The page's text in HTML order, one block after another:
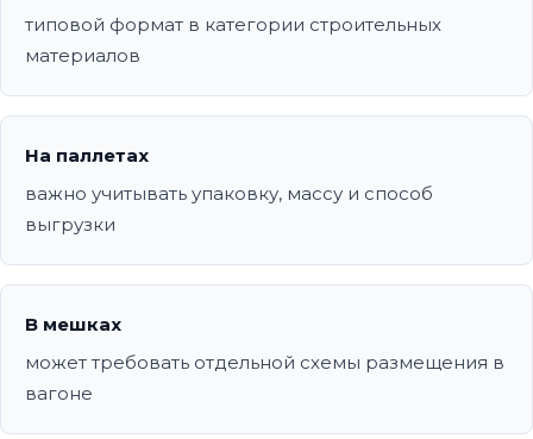
типовой формат в категории строительных
материалов
На паллетах
важно учитывать упаковку, массу и способ
выгрузки
В мешках
может требовать отдельной схемы размещения в
вагоне